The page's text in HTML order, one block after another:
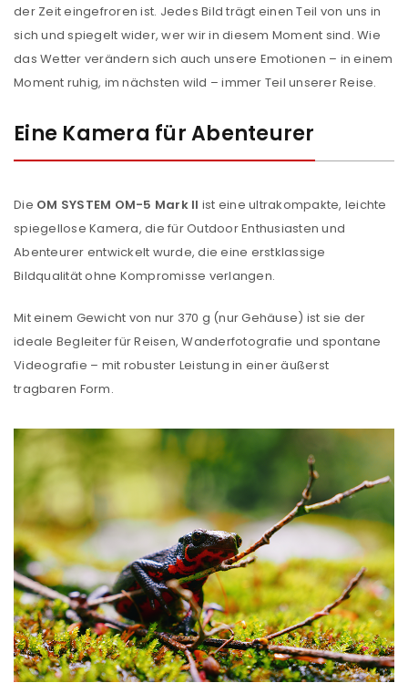
der Zeit eingefroren ist. Jedes Bild trägt einen Teil von uns in
sich und spiegelt wider, wer wir in diesem Moment sind. Wie
das Wetter verändern sich auch unsere Emotionen – in einem
Moment ruhig, im nächsten wild – immer Teil unserer Reise.
Eine Kamera für Abenteurer
Die OM SYSTEM OM-5 Mark II ist eine ultrakompakte, leichte
spiegellose Kamera, die für Outdoor Enthusiasten und
Abenteurer entwickelt wurde, die eine erstklassige
Bildqualität ohne Kompromisse verlangen.
Mit einem Gewicht von nur 370 g (nur Gehäuse) ist sie der
ideale Begleiter für Reisen, Wanderfotografie und spontane
Videografie – mit robuster Leistung in einer äußerst
tragbaren Form.